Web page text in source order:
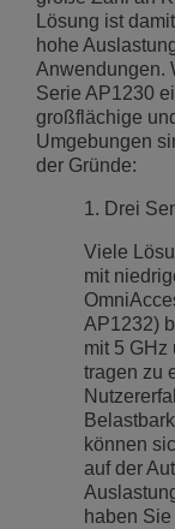
Lösung ist
hohe
Anwendungen.
Serie AP1230
großflächige
Umgebungen
der Gründe:
1. Drei
Viele
mit
AP1232)
mit 5 GHz
tragen zu
können
auf der
haben